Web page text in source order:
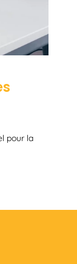
pour la